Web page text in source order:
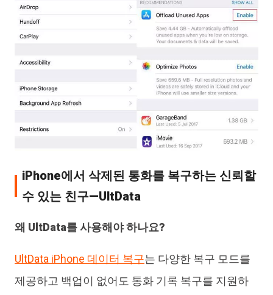
iPhone에서 삭제된 통화를 복구하는 신뢰할
수 있는 친구—UltData
왜 UltData를 사용해야 하나요?
UltData iPhone 데이터 복구는 다양한 복구 모드를
제공하고 백업이 없어도 통화 기록 복구를 지원하